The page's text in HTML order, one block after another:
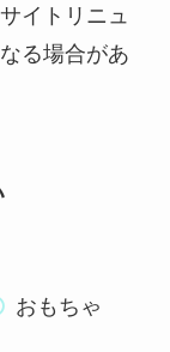
イトリニュ
る場合があ
おもちゃ